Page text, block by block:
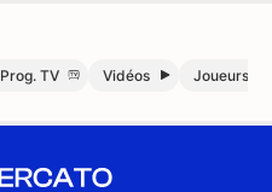
Prog. TV Vidéos Joueurs